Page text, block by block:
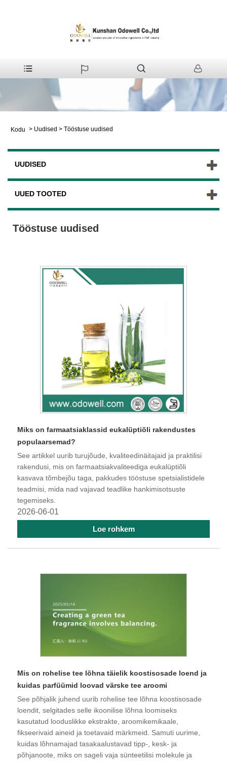
Kodu > Uudised > Tööstuse uudised
UUDISED
UUED TOOTED
Tööstuse uudised
Miks on farmaatsiaklassid eukalüptiõli rakendustes
populaarsemad?
See artikkel uurib turujõude, kvaliteedinäitajaid ja praktilisi
rakendusi, mis on farmaatsiakvaliteediga eukalüptiõli
kasvava tõmbejõu taga, pakkudes tööstuse spetsialistidele
teadmisi, mida nad vajavad teadlike hankimisotsuste
tegemiseks.
2026-06-01
Loe rohkem
Mis on rohelise tee lõhna täielik koostisosade loend ja
kuidas parfüümid loovad värske tee aroomi
See põhjalik juhend uurib rohelise tee lõhna koostisosade
loendit, selgitades selle ikoonilise lõhna loomiseks
kasutatud looduslikke ekstrakte, aroomikemikaale,
fikseerivaid aineid ja toetavaid märkmeid. Samuti uurime,
kuidas lõhnamajad tasakaalustavad tipp-, kesk- ja
põhjanoote, miks on sageli vaja sünteetilisi molekule ja